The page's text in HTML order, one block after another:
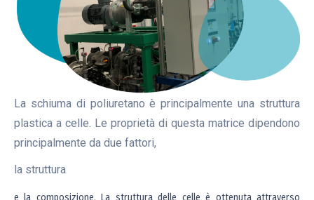
La schiuma di poliuretano è principalmente una struttura
plastica a celle. Le proprietà di questa matrice dipendono
principalmente da due fattori,
la struttura
e la composizione. La struttura delle celle è ottenuta attraverso